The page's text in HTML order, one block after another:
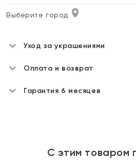
Выберите город
Уход за украшениями
Оплата и возврат
Гарантия 6 месяцев
С этим товаром